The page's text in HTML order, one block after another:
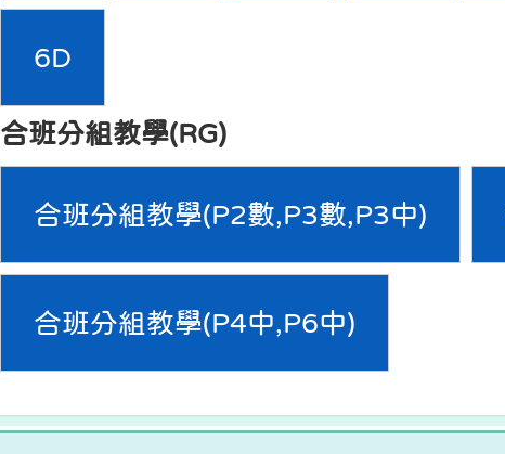
6D
合班分組教學(RG)
合班分組教學(P2數,P3數,P3中)
合班分組教學(P4中,P6中)